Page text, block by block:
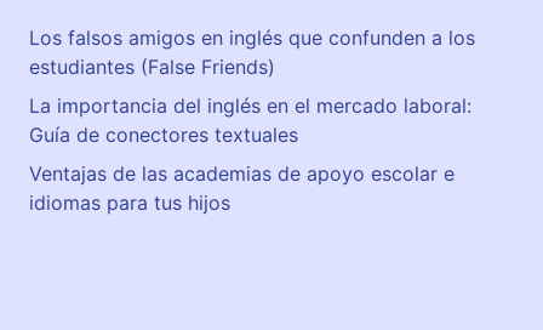
Los falsos amigos en inglés que confunden a los
estudiantes (False Friends)
La importancia del inglés en el mercado laboral:
Guía de conectores textuales
Ventajas de las academias de apoyo escolar e
idiomas para tus hijos